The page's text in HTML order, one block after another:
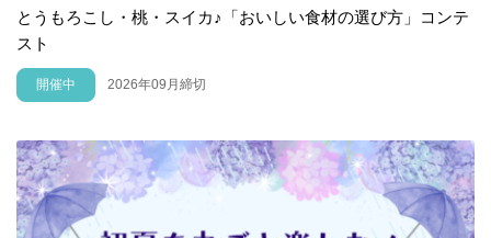
とうもろこし・桃・スイカ♪「おいしい食材の選び方」コンテ
スト
開催中 2026年09月締切